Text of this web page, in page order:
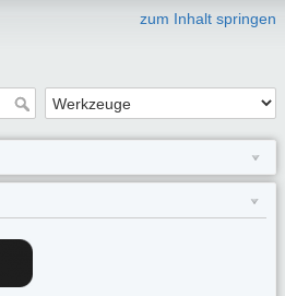
zum Inhalt springen